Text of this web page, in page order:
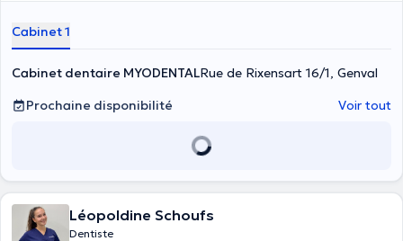
Cabinet 1
Cabinet dentaire MYODENTALRue de Rixensart 16/1, Genval
Prochaine disponibilité
Voir tout
Léopoldine Schoufs
Dentiste